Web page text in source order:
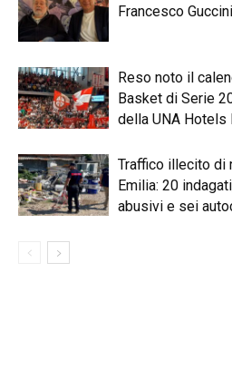
Francesco Guccini
Reso noto il
Basket di Serie
della UNA Hotels
Traffico illecito di
Emilia: 20
abusivi e sei